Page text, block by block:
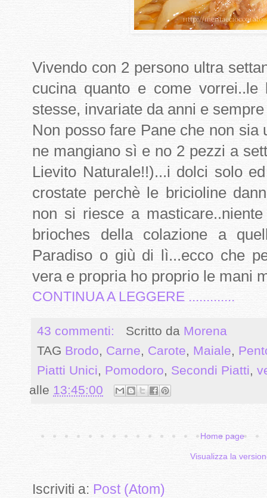
Vivendo con 2 persono ultra
cucina quanto e come
stesse, invariate da anni e
Non posso fare Pane che non
ne mangiano sì e no 2 pezzi a
Lievito Naturale!!)...i dolci solo
crostate perchè le bricioline
non si riesce a
brioches della colazione a
Paradiso o giù di lì...ecco che
vera e propria ho proprio le mani
CONTINUA A LEGGERE .............
43 commenti: Scritto da Morena
TAG Brodo, Carne, Carote, Maiale,
Piatti Unici, Pomodoro, Secondi Piatti,
alle 13:45:00
Home page
Visualizza la
Iscriviti a: Post (Atom)